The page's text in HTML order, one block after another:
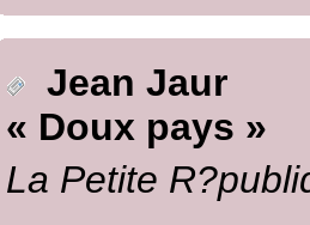
Jean Jaur
« Doux pays »
La Petite